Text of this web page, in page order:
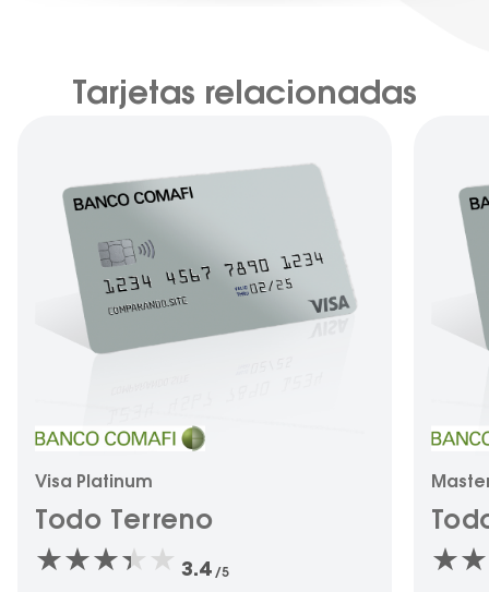
Tarjetas relacionadas
Visa Platinum
Todo Terreno
3.4 /5